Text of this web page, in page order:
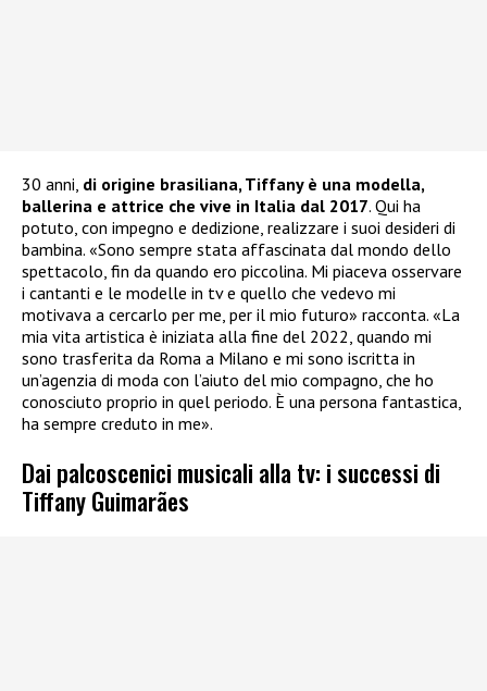
30 anni, di origine brasiliana, Tiffany è una modella,
ballerina e attrice che vive in Italia dal 2017. Qui ha
potuto, con impegno e dedizione, realizzare i suoi desideri di
bambina. «Sono sempre stata affascinata dal mondo dello
spettacolo, fin da quando ero piccolina. Mi piaceva osservare
i cantanti e le modelle in tv e quello che vedevo mi
motivava a cercarlo per me, per il mio futuro» racconta. «La
mia vita artistica è iniziata alla fine del 2022, quando mi
sono trasferita da Roma a Milano e mi sono iscritta in
un’agenzia di moda con l’aiuto del mio compagno, che ho
conosciuto proprio in quel periodo. È una persona fantastica,
ha sempre creduto in me».
Dai palcoscenici musicali alla tv: i successi di
Tiffany Guimarães